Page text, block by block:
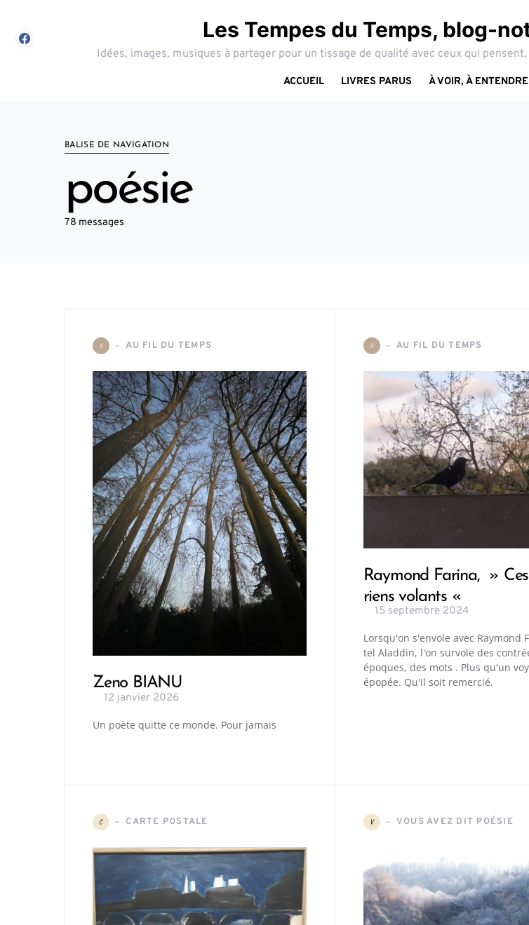
Les Tempes du Temps, blog-
Idées, images, musiques à partager pour un tissage de qualité avec ceux qui
ACCUEIL LIVRES PARUS À VOIR, À ENTENDRE
BALISE DE NAVIGATION
poésie
78 messages
A AU FIL DU TEMPS
Zeno BIANU
12 janvier 2026
Un poète quitte ce monde. Pour jamais
A AU FIL DU TEMPS
Raymond Farina, »
riens volants «
15 septembre 2024
Lorsqu'on s'envole avec Raymond
tel Aladdin, l'on survole des
époques, des mots . Plus qu'un
épopée. Qu'il soit remercié.
C CARTE POSTALE V VOUS AVEZ DIT POÉSIE